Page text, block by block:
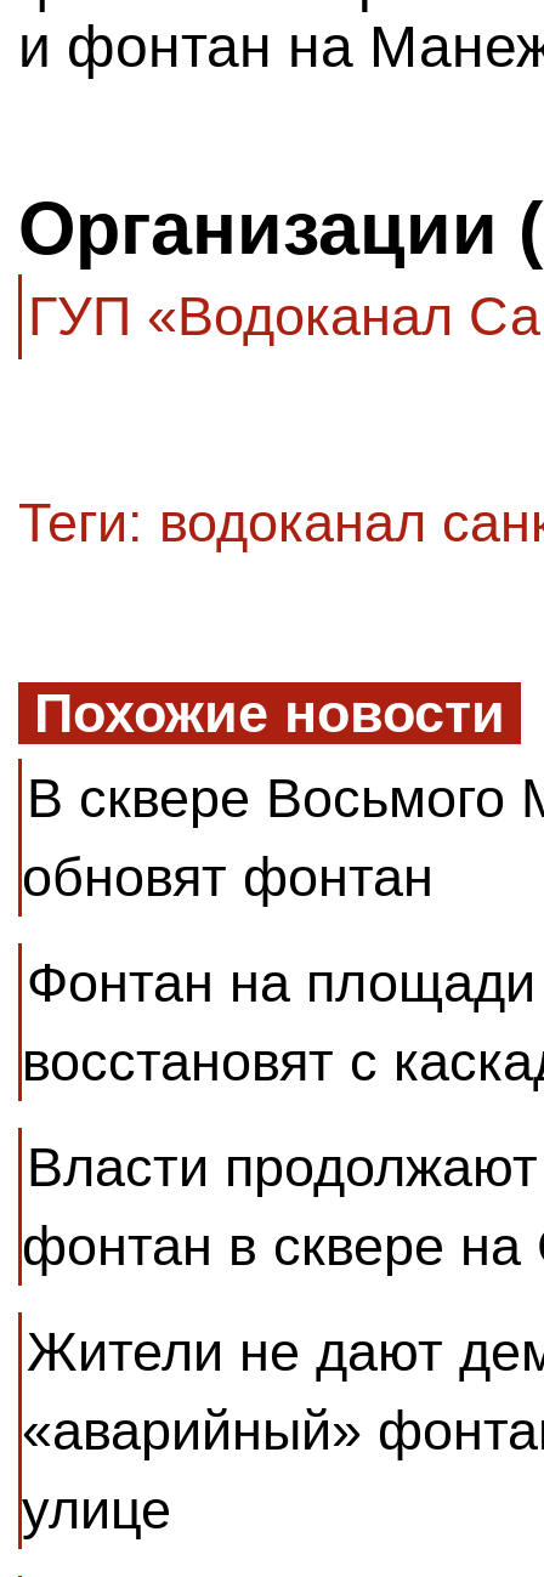
и фонтан на
Организации
ГУП «Водоканал
Теги: водоканал
Похожие новости
В сквере Восьмого
обновят фонтан
Фонтан на
восстановят с
Власти
фонтан в сквере
Жители не дают
«аварийный»
улице